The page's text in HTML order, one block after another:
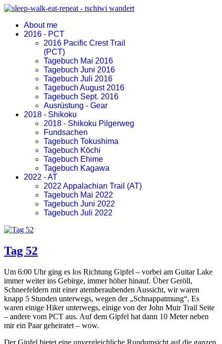
About me
2016 - PCT
2016 Pacific Crest Trail
(PCT)
Tagebuch Mai 2016
Tagebuch Juni 2016
Tagebuch Juli 2016
Tagebuch August 2016
Tagebuch Sept. 2016
Ausrüstung - Gear
2018 - Shikoku
2018 - Shikoku Pilgerweg
Fundsachen
Tagebuch Tokushima
Tagebuch Kōchi
Tagebuch Ehime
Tagebuch Kagawa
2022 - AT
2022 Appalachian Trail (AT)
Tagebuch Mai 2022
Tagebuch Juni 2022
Tagebuch Juli 2022
Tag 52
Um 6:00 Uhr ging es los Richtung Gipfel – vorbei am Guitar Lake
immer weiter ins Gebirge, immer höher hinauf. Über Geröll,
Schneefeldern mit einer atemberaubenden Aussicht, wir waren
knapp 5 Stunden unterwegs, wegen der „Schnappatmung“. Es
waren einige Hiker unterwegs, einige von der John Muir Trail Seite
– andere vom PCT aus. Auf dem Gipfel hat dann 10 Meter neben
mir ein Paar geheiratet – wow.
Der Gipfel bietet eine unvergleichliche Rundumsicht auf die ganzen